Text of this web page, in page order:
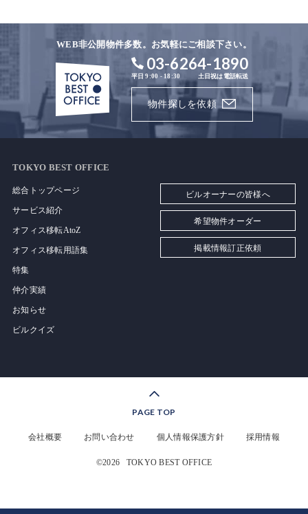
WEB非公開物件多数。お気軽にご相談下さい。
03-6264-1890
平日 9:00 - 18:30 土日祝は電話転送
物件探しを依頼
TOKYO BEST OFFICE
総合トップページ
サービス紹介
オフィス移転AtoZ
オフィス移転用語集
特集
仲介実績
お知らせ
ビルクイズ
ビルオーナーの皆様へ
希望物件オーダー
掲載情報訂正依頼
PAGE TOP
会社概要 お問い合わせ 個人情報保護方針 採用情報
©2026 TOKYO BEST OFFICE